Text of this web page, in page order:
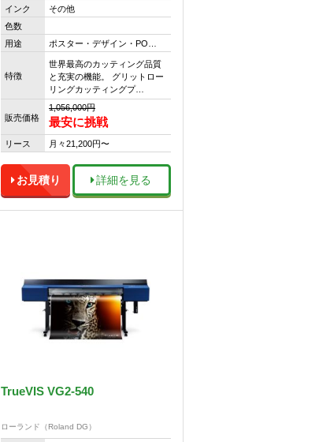
インク
その他
色数
用途
ポスター・デザイン・PO…
特徴
世界最高のカッティング品質
と充実の機能。 グリットロー
リングカッティングプ…
販売価格
1,056,000円
最安に挑戦
リース 月々21,200円〜
お見積り 詳細を見る
TrueVIS VG2-540
ローランド（Roland DG）